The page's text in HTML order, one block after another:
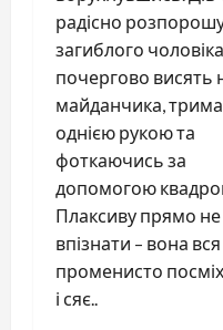
радісно
загиблого чоловіка,
почергово висять
майданчика,
однією рукою та
фоткаючись за
допомогою
Плаксиву прямо не
впізнати – вона вся
променисто
і сяє..